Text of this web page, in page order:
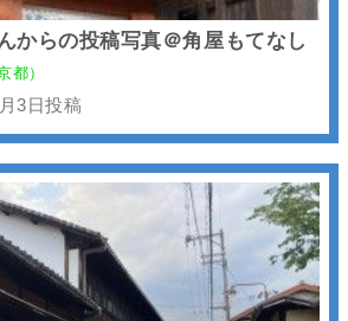
からの投稿写真＠角屋もてなし
都）
3日投稿